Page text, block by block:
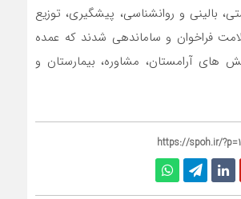
بالینی و روانشناسی، پیشگیری، توزیع
فراخوان و ساماندهی شدند که عمده
های آرامستان، مشاوره، بیمارستان و
https://spoh.ir/